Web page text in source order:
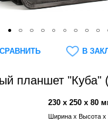
планшет "Куба"
230 x 250 x 80
Ширина x Высота x
СРАВНИТЬ В